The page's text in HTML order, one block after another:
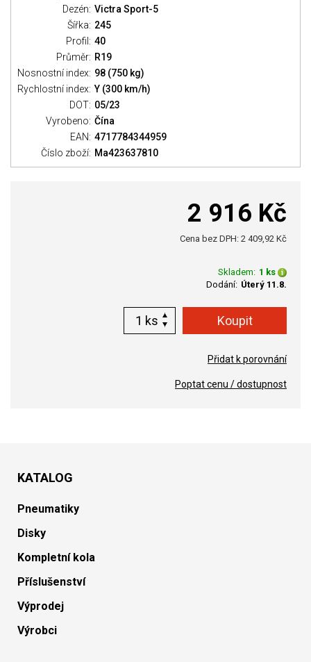
Dezén: Victra Sport-5
Šířka: 245
Profil: 40
Průměr: R19
Nosnostní index: 98 (750 kg)
Rychlostní index: Y (300 km/h)
DOT: 05/23
Vyrobeno: Čína
EAN: 4717784344959
Číslo zboží: Ma423637810
2 916 Kč
Cena bez DPH: 2 409,92 Kč
Skladem: 1 ks
Dodání: Úterý 11.8.
ks
Přidat k porovnání
Poptat cenu / dostupnost
KATALOG
Pneumatiky
Disky
Kompletní kola
Příslušenství
Výprodej
Výrobci